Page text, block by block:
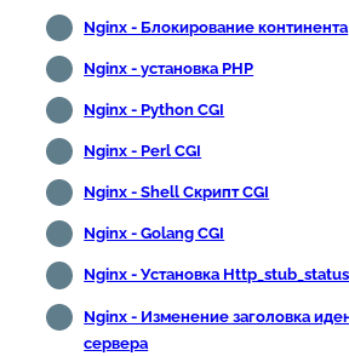
Nginx - Блокирование континента
Nginx - установка PHP
Nginx - Python CGI
Nginx - Perl CGI
Nginx - Shell Скрипт CGI
Nginx - Golang CGI
Nginx - Установка
Nginx - Изменение заголовка
сервера